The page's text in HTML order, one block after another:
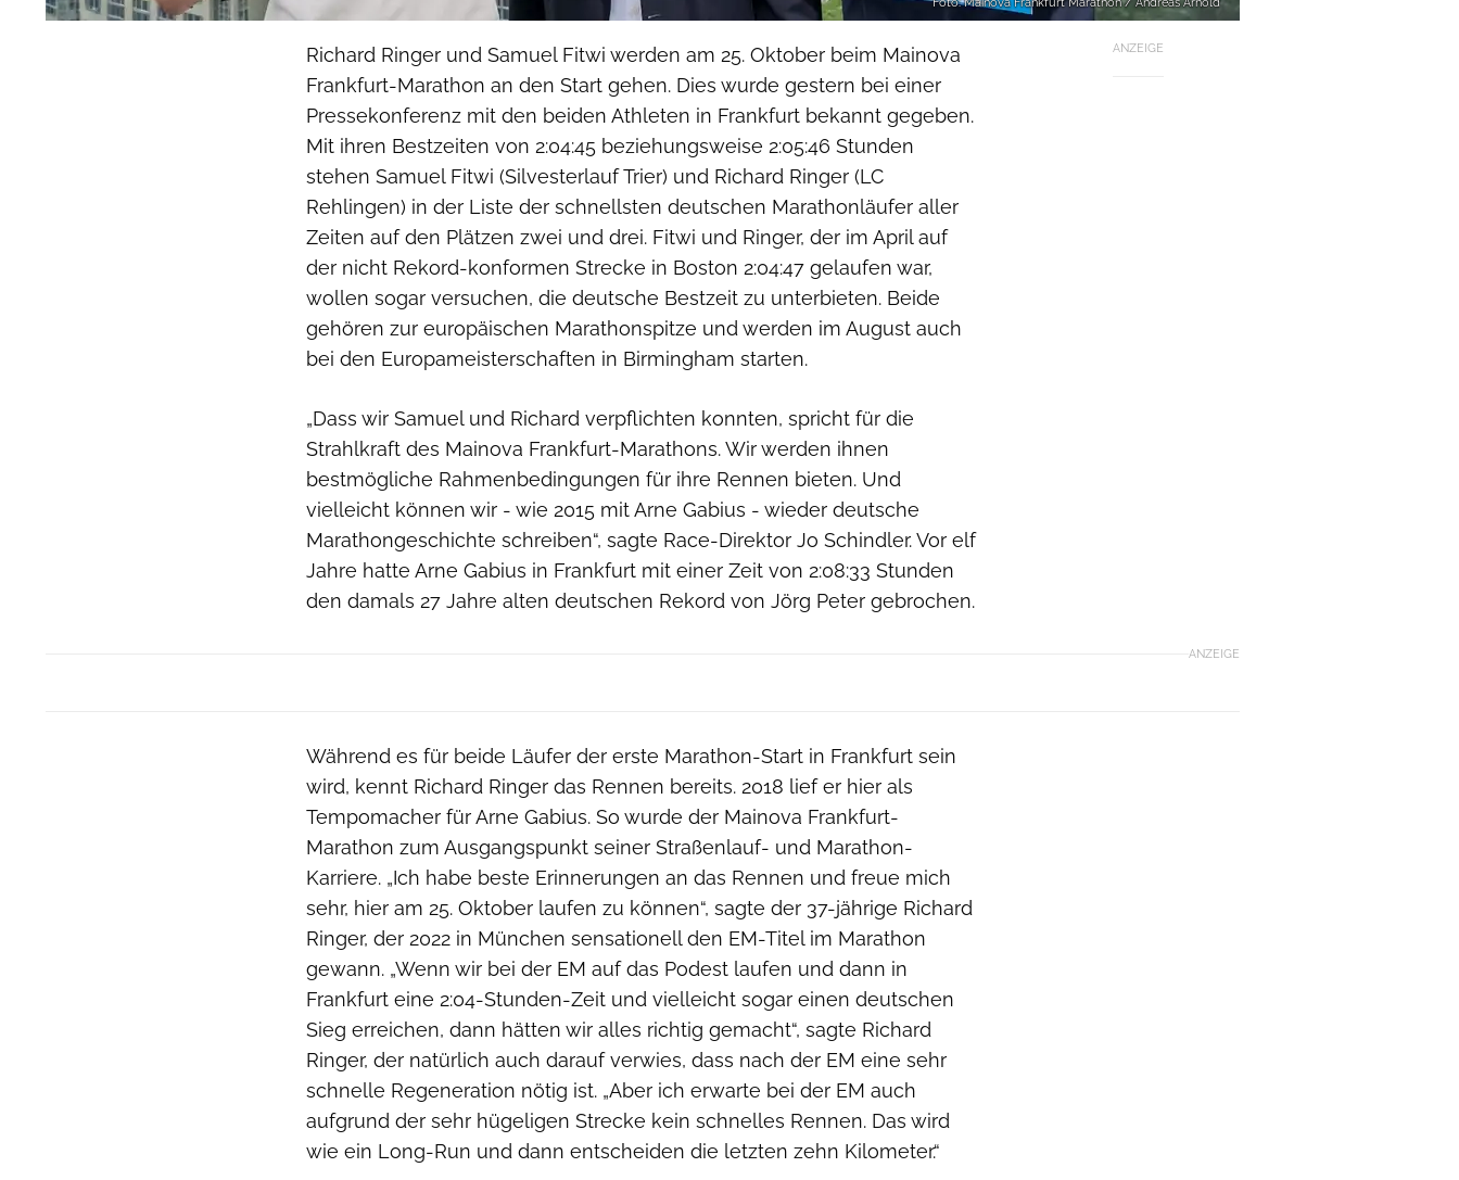
ANZEIGE
Richard Ringer und Samuel Fitwi werden am 25. Oktober beim Mainova
Frankfurt-Marathon an den Start gehen. Dies wurde gestern bei einer
Pressekonferenz mit den beiden Athleten in Frankfurt bekannt gegeben.
Mit ihren Bestzeiten von 2:04:45 beziehungsweise 2:05:46 Stunden
stehen Samuel Fitwi (Silvesterlauf Trier) und Richard Ringer (LC
Rehlingen) in der Liste der schnellsten deutschen Marathonläufer aller
Zeiten auf den Plätzen zwei und drei. Fitwi und Ringer, der im April auf
der nicht Rekord-konformen Strecke in Boston 2:04:47 gelaufen war,
wollen sogar versuchen, die deutsche Bestzeit zu unterbieten. Beide
gehören zur europäischen Marathonspitze und werden im August auch
bei den Europameisterschaften in Birmingham starten.
„Dass wir Samuel und Richard verpflichten konnten, spricht für die
Strahlkraft des Mainova Frankfurt-Marathons. Wir werden ihnen
bestmögliche Rahmenbedingungen für ihre Rennen bieten. Und
vielleicht können wir - wie 2015 mit Arne Gabius - wieder deutsche
Marathongeschichte schreiben“, sagte Race-Direktor Jo Schindler. Vor elf
Jahre hatte Arne Gabius in Frankfurt mit einer Zeit von 2:08:33 Stunden
den damals 27 Jahre alten deutschen Rekord von Jörg Peter gebrochen.
ANZEIGE
Während es für beide Läufer der erste Marathon-Start in Frankfurt sein
wird, kennt Richard Ringer das Rennen bereits. 2018 lief er hier als
Tempomacher für Arne Gabius. So wurde der Mainova Frankfurt-
Marathon zum Ausgangspunkt seiner Straßenlauf- und Marathon-
Karriere. „Ich habe beste Erinnerungen an das Rennen und freue mich
sehr, hier am 25. Oktober laufen zu können“, sagte der 37-jährige Richard
Ringer, der 2022 in München sensationell den EM-Titel im Marathon
gewann. „Wenn wir bei der EM auf das Podest laufen und dann in
Frankfurt eine 2:04-Stunden-Zeit und vielleicht sogar einen deutschen
Sieg erreichen, dann hätten wir alles richtig gemacht“, sagte Richard
Ringer, der natürlich auch darauf verwies, dass nach der EM eine sehr
schnelle Regeneration nötig ist. „Aber ich erwarte bei der EM auch
aufgrund der sehr hügeligen Strecke kein schnelles Rennen. Das wird
wie ein Long-Run und dann entscheiden die letzten zehn Kilometer.“